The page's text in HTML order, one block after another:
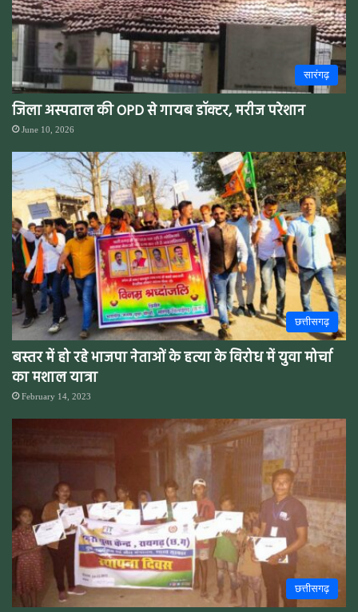
सारंगढ़
जिला अस्पताल की OPD से गायब डॉक्टर, मरीज परेशान
June 10, 2026
छत्तीसगढ़
बस्तर में हो रहे भाजपा नेताओं के हत्या के विरोध में युवा मोर्चा
का मशाल यात्रा
February 14, 2023
छत्तीसगढ़